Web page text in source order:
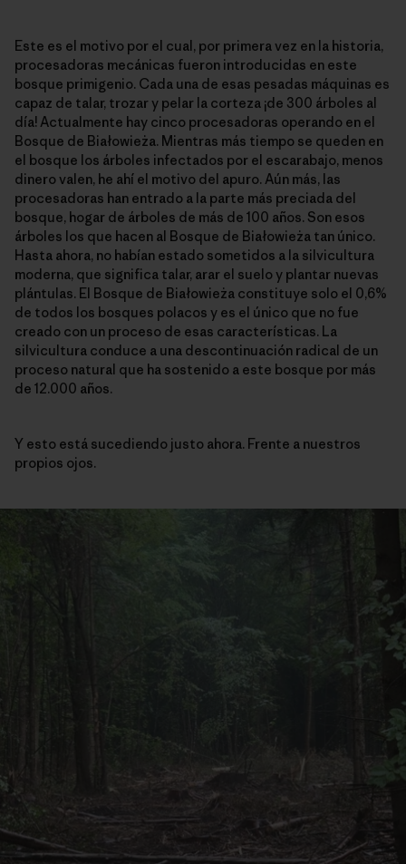
Este es el motivo por el cual, por primera vez en la historia,
procesadoras mecánicas fueron introducidas en este
bosque primigenio. Cada una de esas pesadas máquinas es
capaz de talar, trozar y pelar la corteza ¡de 300 árboles al
día! Actualmente hay cinco procesadoras operando en el
Bosque de Białowieża. Mientras más tiempo se queden en
el bosque los árboles infectados por el escarabajo, menos
dinero valen, he ahí el motivo del apuro. Aún más, las
procesadoras han entrado a la parte más preciada del
bosque, hogar de árboles de más de 100 años. Son esos
árboles los que hacen al Bosque de Białowieża tan único.
Hasta ahora, no habían estado sometidos a la silvicultura
moderna, que significa talar, arar el suelo y plantar nuevas
plántulas. El Bosque de Białowieża constituye solo el 0,6%
de todos los bosques polacos y es el único que no fue
creado con un proceso de esas características. La
silvicultura conduce a una descontinuación radical de un
proceso natural que ha sostenido a este bosque por más
de 12.000 años.
Y esto está sucediendo justo ahora. Frente a nuestros
propios ojos.